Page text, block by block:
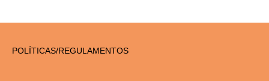
POLÍTICAS/REGULAMENTOS